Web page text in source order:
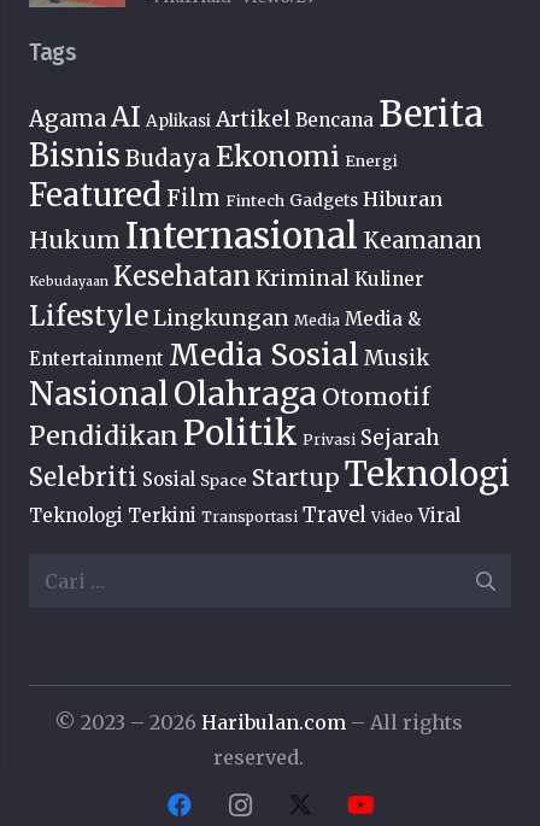
Tags
AgamaAI Aplikasi Artikel Bencana Berita
Bisnis Budaya Ekonomi Energi
Featured Film Fintech Gadgets Hiburan
Hukum Internasional Keamanan
Kebudayaan Kesehatan Kriminal Kuliner
LifestyleLingkungan Media Media &
Entertainment Media Sosial Musik
NasionalOlahraga Otomotif
Pendidikan Politik Privasi Sejarah
Selebriti Sosial Space Startup Teknologi
Teknologi Terkini Transportasi Travel Video Viral
Cari
© 2023 – 2026 Haribulan.com – All rights
reserved.